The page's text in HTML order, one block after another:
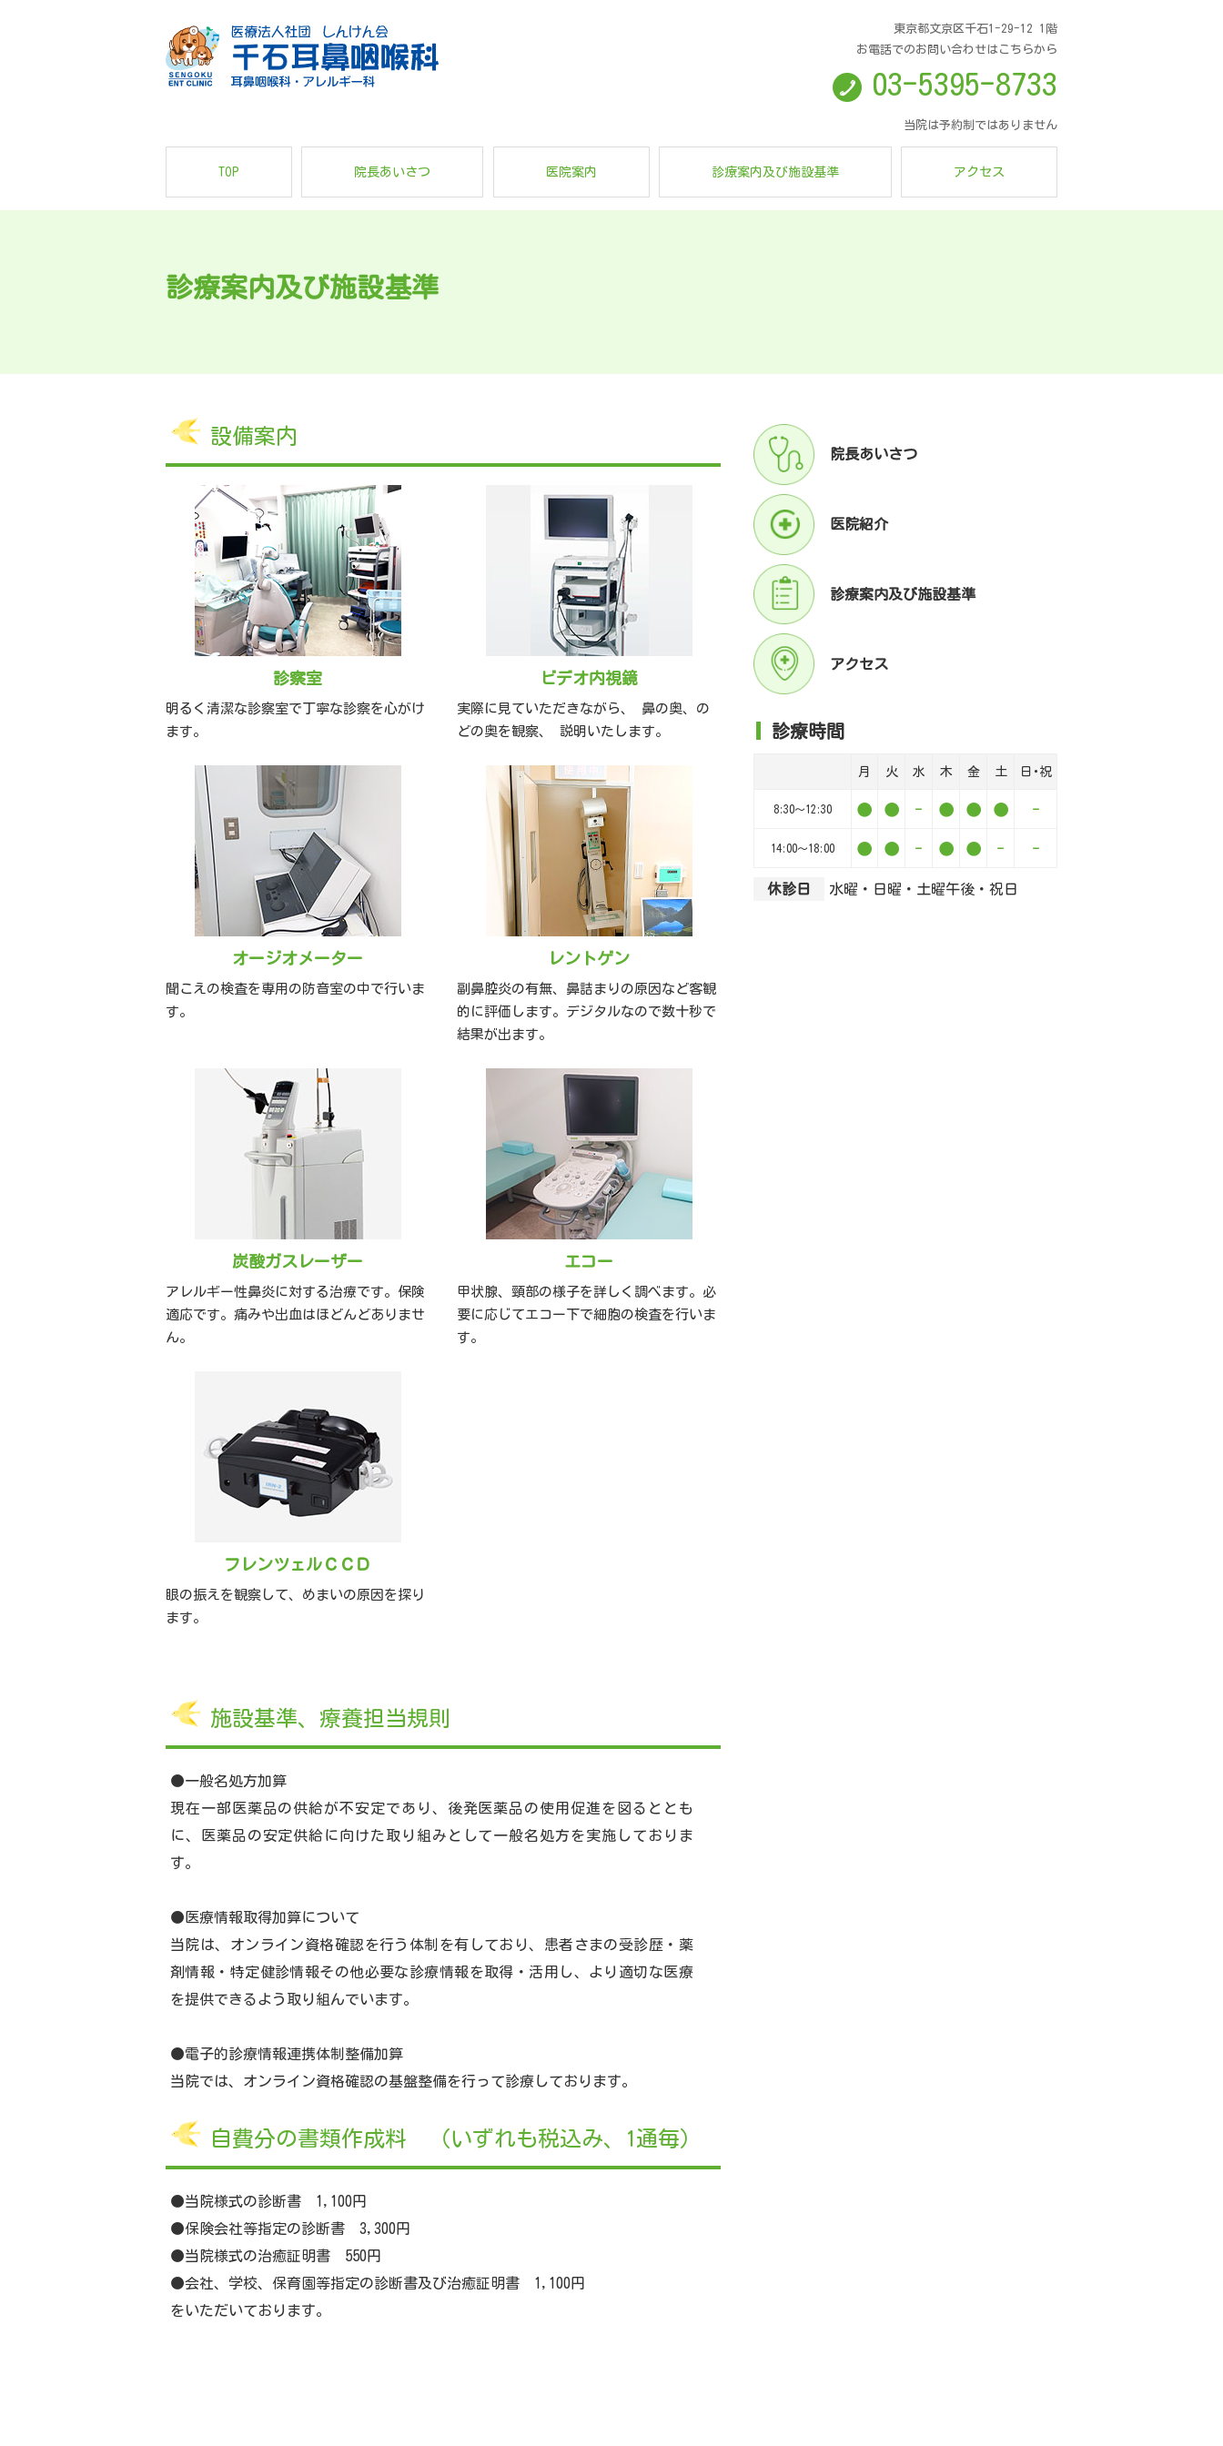
東京都文京区千石1-29-12 1階
お電話でのお問い合わせはこちらから
03-5395-8733
当院は予約制ではありません
TOP 院長あいさつ 医院案内 診療案内及び施設基準 アクセス
診療案内及び施設基準
設備案内
診察室
明るく清潔な診察室で丁寧な診察を心がけ
ます。
ビデオ内視鏡
実際に見ていただきながら、 鼻の奥、の
どの奥を観察、 説明いたします。
オージオメーター
聞こえの検査を専用の防音室の中で行いま
す。
レントゲン
副鼻腔炎の有無、鼻詰まりの原因など客観
的に評価します。デジタルなので数十秒で
結果が出ます。
炭酸ガスレーザー
アレルギー性鼻炎に対する治療です。保険
適応です。痛みや出血はほどんどありませ
ん。
エコー
甲状腺、頸部の様子を詳しく調べます。必
要に応じてエコー下で細胞の検査を行いま
す。
フレンツェルＣＣＤ
眼の振えを観察して、めまいの原因を探り
ます。
施設基準、療養担当規則
●一般名処方加算
現在一部医薬品の供給が不安定であり、後発医薬品の使用促進を図るととも
に、医薬品の安定供給に向けた取り組みとして一般名処方を実施しておりま
す。
●医療情報取得加算について
当院は、オンライン資格確認を行う体制を有しており、患者さまの受診歴・薬
剤情報・特定健診情報その他必要な診療情報を取得・活用し、より適切な医療
を提供できるよう取り組んでいます。
●電子的診療情報連携体制整備加算
当院では、オンライン資格確認の基盤整備を行って診療しております。
自費分の書類作成料 （いずれも税込み、1通毎）
●当院様式の診断書 1,100円
●保険会社等指定の診断書 3,300円
●当院様式の治癒証明書 550円
●会社、学校、保育園等指定の診断書及び治癒証明書 1,100円
をいただいております。
院長あいさつ
医院紹介
診療案内及び施設基準
アクセス
診療時間
月 火 水 木 金 土 日･祝
8:30～12:30 ● ● - ● ● ● -
14:00～18:00 ● ● - ● ● - -
休診日 水曜・日曜・土曜午後・祝日